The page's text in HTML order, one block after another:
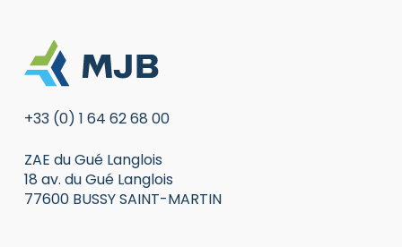
+33 (0) 1 64 62 68 00
ZAE du Gué Langlois
18 av. du Gué Langlois
77600 BUSSY SAINT-MARTIN